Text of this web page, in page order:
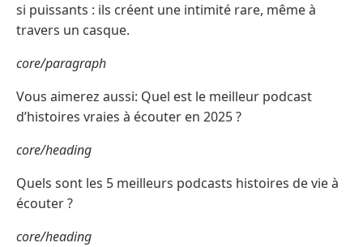
si puissants : ils créent une intimité rare, même à
travers un casque.
core/paragraph
Vous aimerez aussi: Quel est le meilleur podcast
d’histoires vraies à écouter en 2025 ?
core/heading
Quels sont les 5 meilleurs podcasts histoires de vie à
écouter ?
core/heading